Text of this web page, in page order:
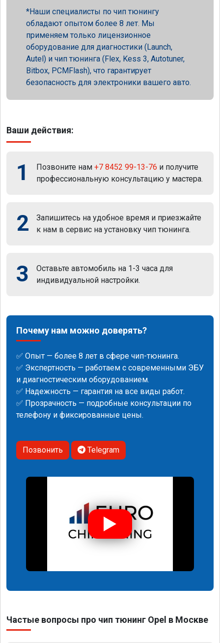
Наши специалисты по чип тюнингу
обладают опытом более 8 лет. Мы
применяем только лицензионное
оборудование для диагностики (Launch,
Autel) и чип тюнинга (Flex, Kess 3, Autotuner,
Bitbox, PCMFlash), что гарантирует
безопасность для электроники вашего авто.
Ваши действия:
1 Позвоните нам +7 8452 99-13-76 и получите
профессиональную консультацию у мастера.
2
Запишитесь на удобное время и приезжайте
к нам в сервис на установку чип тюнинга.
3
Оставьте автомобиль на 1-3 часа для
индивидуальной настройки.
Почему нам можно доверять?
✅ Опыт — более 8 лет в сфере чип-тюнинга.
✅ Экспертность — работаем с современными ЭБУ
и диагностическим оборудованием.
✅ Надежность — гарантия на все виды работ.
✅ Прозрачность — подробные консультации по
телефону и фиксированные цены.
Позвонить Telegram
Частые вопросы про чип тюнинг Opel в Москве